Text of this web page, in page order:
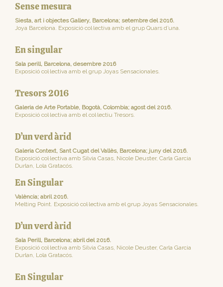
Sense mesura
Siesta, art i objectes Gallery, Barcelona; setembre del 2016.
Joya Barcelona. Exposició col·lectiva amb el grup Quars d’una.
En singular
Sala perill, Barcelona, desembre 2016
Exposició col·lectiva amb el grup Joyas Sensacionales.
Tresors 2016
Galeria de Arte Portable, Bogotà, Colombia; agost del 2016.
Exposició col·lectiva amb el col·lectiu Tresors.
D’un verd àrid
Galeria Context, Sant Cugat del Vallès, Barcelona; juny del 2016.
Exposició col·lectiva amb Silvia Casas, Nicole Deuster, Carla Garcia
Durlan, Lola Gratacós.
En Singular
València; abril 2016.
Melting Point. Exposició col·lectiva amb el grup Joyas Sensacionales.
D’un verd àrid
Sala Perill, Barcelona; abril del 2016.
Exposició col·lectiva amb Sílvia Casas, Nicole Deuster, Carla Garcia
Durlan, Lola Gratacós.
En Singular